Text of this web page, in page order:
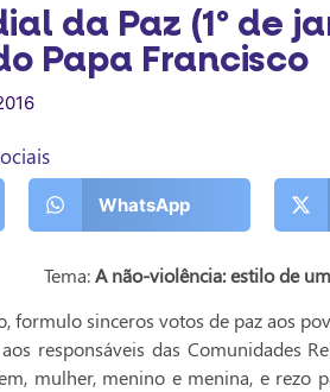
da Paz (1º de
Papa Francisco
WhatsApp
Tema:A não-violência: estilo de
formulo sinceros votos de paz aos
responsáveis das Comunidades
mulher, menino e menina, e rezo